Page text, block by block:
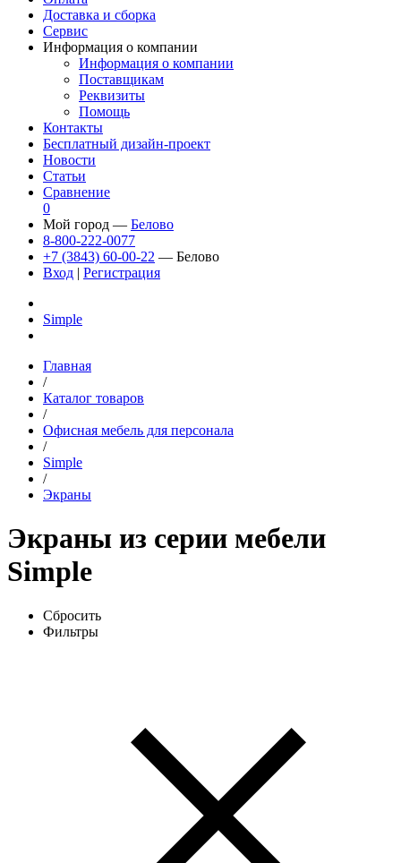
Доставка и сборка
Сервис
Информация о компании
Информация о компании
Поставщикам
Реквизиты
Помощь
Контакты
Бесплатный дизайн-проект
Новости
Статьи
Сравнение
0
Мой город — Белово
8-800-222-0077
+7 (3843) 60-00-22 — Белово
Вход | Регистрация
Simple
Главная
/
Каталог товаров
/
Офисная мебель для персонала
/
Simple
/
Экраны
Экраны из серии мебели
Simple
Сбросить
Фильтры